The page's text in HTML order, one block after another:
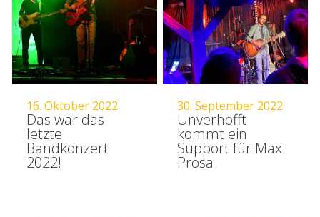
16. Oktober 2022
Das war das
letzte
Bandkonzert
2022!
30. September 2022
Unverhofft
kommt ein
Support für Max
Prosa